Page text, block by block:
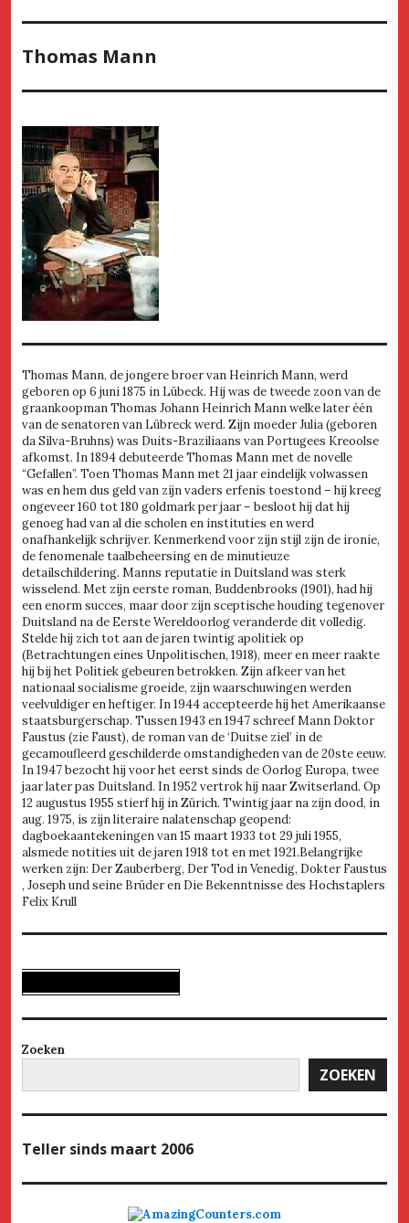
Thomas Mann
Thomas Mann, de jongere broer van Heinrich Mann, werd
geboren op 6 juni 1875 in Lübeck. Hij was de tweede zoon van de
graankoopman Thomas Johann Heinrich Mann welke later één
van de senatoren van Lübreck werd. Zijn moeder Julia (geboren
da Silva-Bruhns) was Duits-Braziliaans van Portugees Kreoolse
afkomst. In 1894 debuteerde Thomas Mann met de novelle
“Gefallen”. Toen Thomas Mann met 21 jaar eindelijk volwassen
was en hem dus geld van zijn vaders erfenis toestond – hij kreeg
ongeveer 160 tot 180 goldmark per jaar – besloot hij dat hij
genoeg had van al die scholen en instituties en werd
onafhankelijk schrijver. Kenmerkend voor zijn stijl zijn de ironie,
de fenomenale taalbeheersing en de minutieuze
detailschildering. Manns reputatie in Duitsland was sterk
wisselend. Met zijn eerste roman, Buddenbrooks (1901), had hij
een enorm succes, maar door zijn sceptische houding tegenover
Duitsland na de Eerste Wereldoorlog veranderde dit volledig.
Stelde hij zich tot aan de jaren twintig apolitiek op
(Betrachtungen eines Unpolitischen, 1918), meer en meer raakte
hij bij het Politiek gebeuren betrokken. Zijn afkeer van het
nationaal socialisme groeide, zijn waarschuwingen werden
veelvuldiger en heftiger. In 1944 accepteerde hij het Amerikaanse
staatsburgerschap. Tussen 1943 en 1947 schreef Mann Doktor
Faustus (zie Faust), de roman van de ‘Duitse ziel’ in de
gecamoufleerd geschilderde omstandigheden van de 20ste eeuw.
In 1947 bezocht hij voor het eerst sinds de Oorlog Europa, twee
jaar later pas Duitsland. In 1952 vertrok hij naar Zwitserland. Op
12 augustus 1955 stierf hij in Zürich. Twintig jaar na zijn dood, in
aug. 1975, is zijn literaire nalatenschap geopend:
dagboekaantekeningen van 15 maart 1933 tot 29 juli 1955,
alsmede notities uit de jaren 1918 tot en met 1921.Belangrijke
werken zijn: Der Zauberberg, Der Tod in Venedig, Dokter Faustus
, Joseph und seine Brüder en Die Bekenntnisse des Hochstaplers
Felix Krull
Zoeken
ZOEKEN
Teller sinds maart 2006